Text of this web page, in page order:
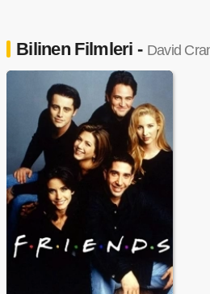
Bilinen Filmleri - David